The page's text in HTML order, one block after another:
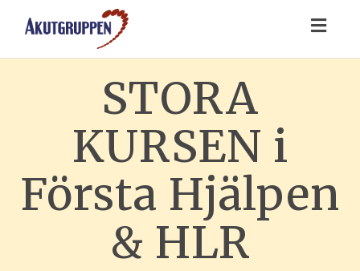
Toggle
STORA
KURSEN i
Första Hjälpen
& HLR